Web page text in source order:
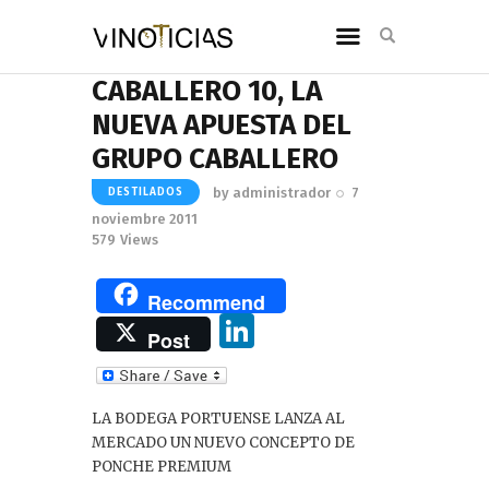
CABALLERO 10, LA
NUEVA APUESTA DEL
GRUPO CABALLERO
DESTILADOS by administrador
7
noviembre 2011
579 Views
Recommend
Post
k
e
LA BODEGA PORTUENSE LANZA AL
MERCADO UN NUEVO CONCEPTO DE
PONCHE PREMIUM